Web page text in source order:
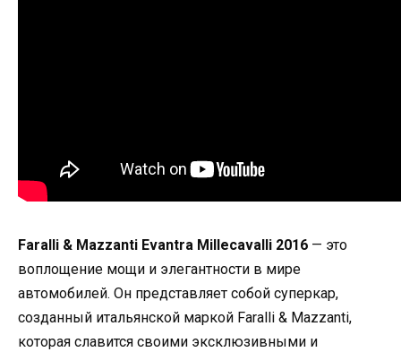
Faralli & Mazzanti Evantra Millecavalli 2016 — это
воплощение мощи и элегантности в мире
автомобилей. Он представляет собой суперкар,
созданный итальянской маркой Faralli & Mazzanti,
которая славится своими эксклюзивными и